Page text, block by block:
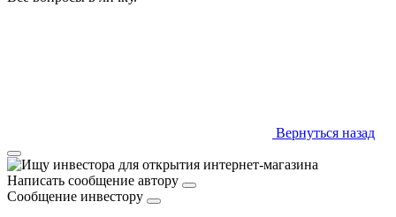
Вернуться назад
Написать сообщение автору
Сообщение инвестору